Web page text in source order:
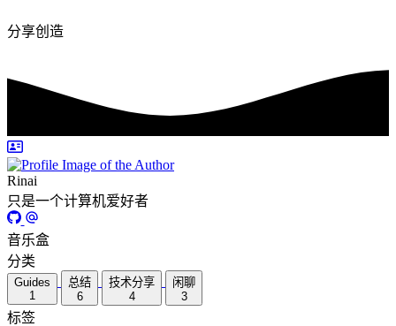
分享创造
Rinai
只是一个计算机爱好者
音乐盒
分类
Guides
1
总结
6
技术分享
4
闲聊
3
标签